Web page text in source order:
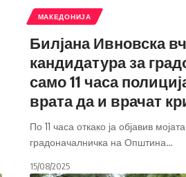
МАКЕДОНИЈА
Билјана Ивновска
кандидатура за
само 11 часа
врата да и врачат
По 11 часа откако ја објавив
градоначалничка на Општина…
15/08/2025